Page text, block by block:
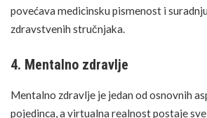
povećava medicinsku pismenost i
zdravstvenih stručnjaka.
4. Mentalno zdravlje
Mentalno zdravlje je jedan od osnovnih
pojedinca, a virtualna realnost postaje